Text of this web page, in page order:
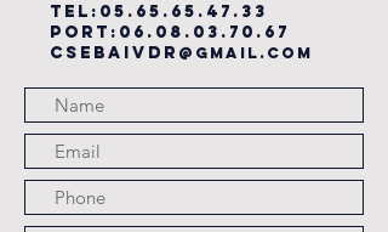
TEL: 05.65.65.47.33
PORT: 06.08.03.70.67
csebaivdr @gmail.com